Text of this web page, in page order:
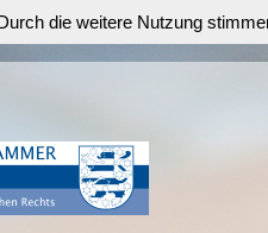
die weitere Nutzung